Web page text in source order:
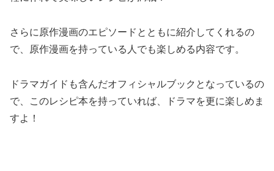
さらに原作漫画のエピソードとともに紹介してくれるの
で、原作漫画を持っている人でも楽しめる内容です。
ドラマガイドも含んだオフィシャルブックとなっているの
で、このレシピ本を持っていれば、ドラマを更に楽しめま
すよ！